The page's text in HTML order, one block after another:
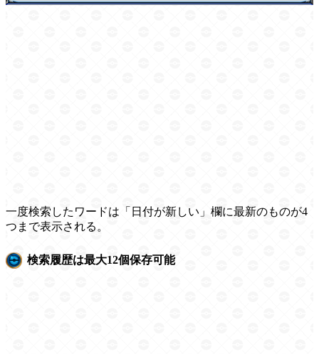
一度検索したワードは「日付が新しい」欄に最新のものが4
つまで表示される。
検索履歴は最大12個保存可能